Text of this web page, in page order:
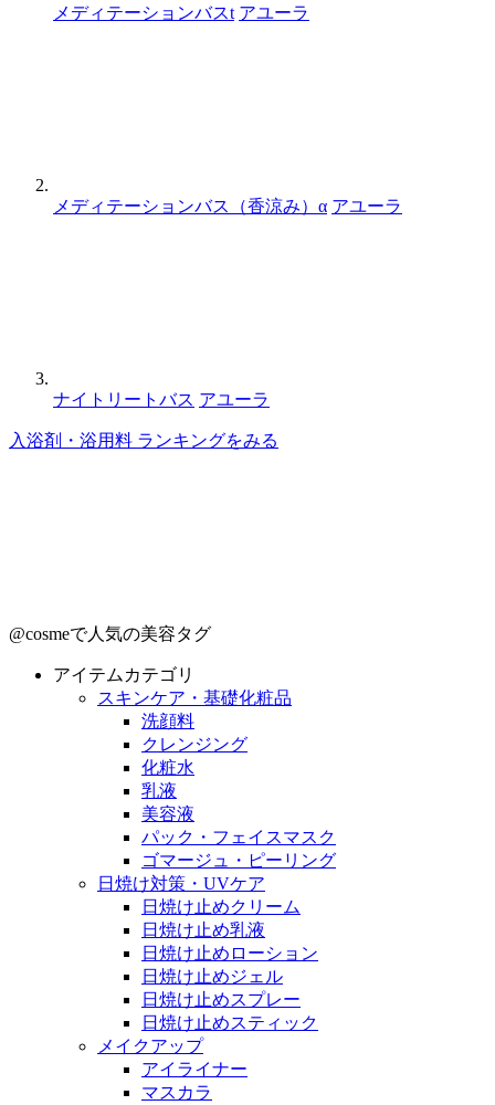
メディテーションバスt アユーラ
メディテーションバス（香涼み）α アユーラ
ナイトリートバス アユーラ
入浴剤・浴用料 ランキングをみる
@cosmeで人気の美容タグ
アイテムカテゴリ
スキンケア・基礎化粧品
洗顔料
クレンジング
化粧水
乳液
美容液
パック・フェイスマスク
ゴマージュ・ピーリング
日焼け対策・UVケア
日焼け止めクリーム
日焼け止め乳液
日焼け止めローション
日焼け止めジェル
日焼け止めスプレー
日焼け止めスティック
メイクアップ
アイライナー
マスカラ